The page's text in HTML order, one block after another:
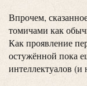
Впрочем,
томичами как
Как проявление
остужённой пока
интеллектуалов (и